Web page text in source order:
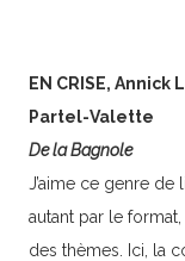
EN CRISE,
Partel-Valette
De la Bagnole
J’aime ce genre
autant par le
des thèmes. Ici, la